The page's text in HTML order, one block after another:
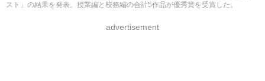
スト」の結果を発表。授業編と校務編の合計5作品が優秀賞を受賞した。
advertisement